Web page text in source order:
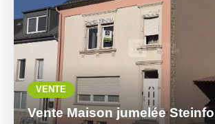
VENTE
Vente Maison jumelée